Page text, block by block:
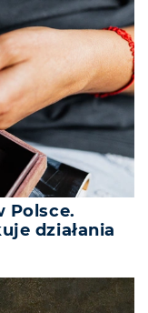
Polsce.
działania